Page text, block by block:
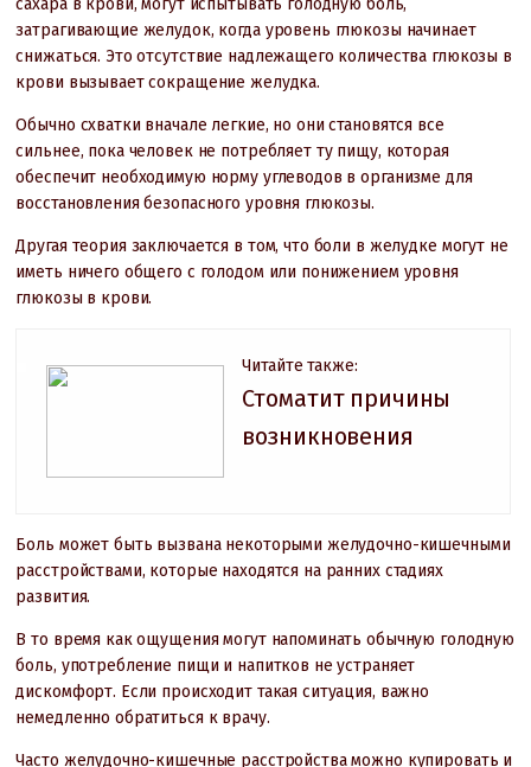
затрагивающие желудок, когда уровень глюкозы начинает
снижаться. Это отсутствие надлежащего количества глюкозы в
крови вызывает сокращение желудка.
Обычно схватки вначале легкие, но они становятся все
сильнее, пока человек не потребляет ту пищу, которая
обеспечит необходимую норму углеводов в организме для
восстановления безопасного уровня глюкозы.
Другая теория заключается в том, что боли в желудке могут не
иметь ничего общего с голодом или понижением уровня
глюкозы в крови.
Читайте также:
Стоматит причины
возникновения
Боль может быть вызвана некоторыми желудочно-кишечными
расстройствами, которые находятся на ранних стадиях
развития.
В то время как ощущения могут напоминать обычную голодную
боль, употребление пищи и напитков не устраняет
дискомфорт. Если происходит такая ситуация, важно
немедленно обратиться к врачу.
Часто желудочно-кишечные расстройства можно купировать и